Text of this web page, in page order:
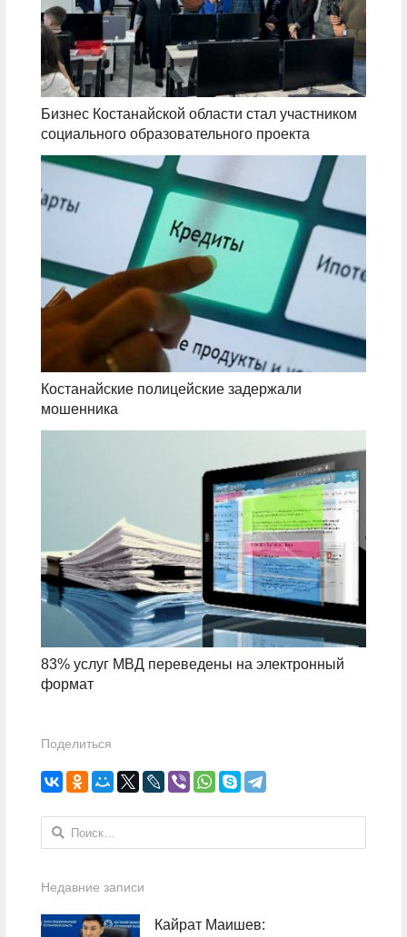
Бизнес Костанайской области стал участником
социального образовательного проекта
Костанайские полицейские задержали
мошенника
83% услуг МВД переведены на электронный
формат
Поделиться
Найти:
Недавние записи
Кайрат Маишев: